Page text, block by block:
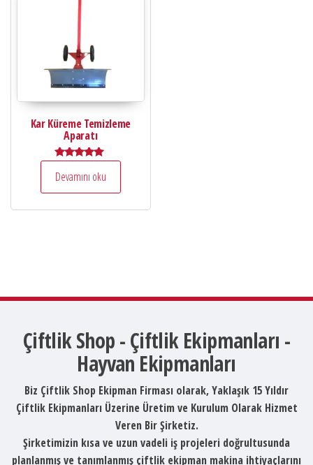
Kar Küreme Temizleme
Aparatı
5.00
oy aldı
Devamını oku
Çiftlik Shop - Çiftlik Ekipmanları -
Hayvan Ekipmanları
Biz Çiftlik Shop Ekipman Firması olarak, Yaklaşık 15 Yıldır
Çiftlik Ekipmanları Üzerine Üretim ve Kurulum Olarak Hizmet
Veren Bir Şirketiz.
Şirketimizin kısa ve uzun vadeli iş projeleri doğrultusunda
planlanmış ve tanımlanmış çiftlik ekipman makina ihtiyaçlarını